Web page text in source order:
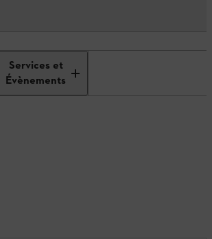
Services et
Évènements